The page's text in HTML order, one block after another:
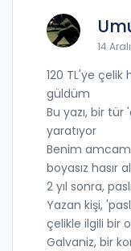
14
120 TL'ye çelik
güldüm
Bu yazı, bir tür
yaratıyor
Benim
boyasız hasır
2 yıl sonra,
Yazan kişi,
çelikle ilgili bir
Galvaniz, bir